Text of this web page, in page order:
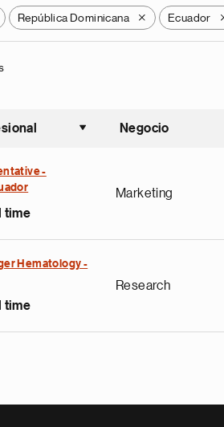
República Dominicana X Ecuador
Ordenar
Negocio
-
time
Marketing
Hematology -
time
Research